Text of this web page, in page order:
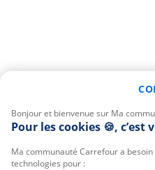
Bonjour et bienvenue sur Ma
Pour les cookies 🍪, c’est
Ma communauté Carrefour a
technologies pour :